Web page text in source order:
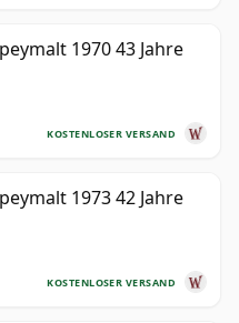
1970 43 Jahre
KOSTENLOSER VERSAND
1973 42 Jahre
KOSTENLOSER VERSAND